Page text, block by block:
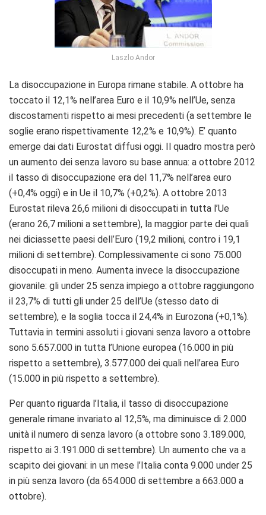
Laszlo Andor
La disoccupazione in Europa rimane stabile. A ottobre ha
toccato il 12,1% nell’area Euro e il 10,9% nell’Ue, senza
discostamenti rispetto ai mesi precedenti (a settembre le
soglie erano rispettivamente 12,2% e 10,9%). E’ quanto
emerge dai dati Eurostat diffusi oggi. Il quadro mostra però
un aumento dei senza lavoro su base annua: a ottobre 2012
il tasso di disoccupazione era del 11,7% nell’area euro
(+0,4% oggi) e in Ue il 10,7% (+0,2%). A ottobre 2013
Eurostat rileva 26,6 milioni di disoccupati in tutta l’Ue
(erano 26,7 milioni a settembre), la maggior parte dei quali
nei diciassette paesi dell’Euro (19,2 milioni, contro i 19,1
milioni di settembre). Complessivamente ci sono 75.000
disoccupati in meno. Aumenta invece la disoccupazione
giovanile: gli under 25 senza impiego a ottobre raggiungono
il 23,7% di tutti gli under 25 dell’Ue (stesso dato di
settembre), e la soglia tocca il 24,4% in Eurozona (+0,1%).
Tuttavia in termini assoluti i giovani senza lavoro a ottobre
sono 5.657.000 in tutta l’Unione europea (16.000 in più
rispetto a settembre), 3.577.000 dei quali nell’area Euro
(15.000 in più rispetto a settembre).
Per quanto riguarda l’Italia, il tasso di disoccupazione
generale rimane invariato al 12,5%, ma diminuisce di 2.000
unità il numero di senza lavoro (a ottobre sono 3.189.000,
rispetto ai 3.191.000 di settembre). Un aumento che va a
scapito dei giovani: in un mese l’Italia conta 9.000 under 25
in più senza lavoro (da 654.000 di settembre a 663.000 a
ottobre).